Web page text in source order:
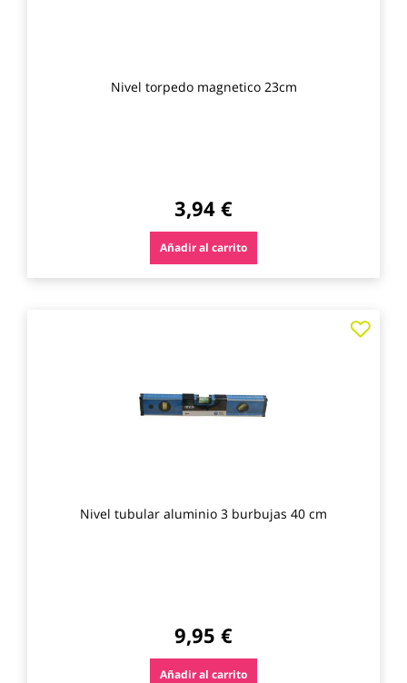
Nivel torpedo magnetico 23cm
3,94 €
Añadir al carrito
Nivel tubular aluminio 3 burbujas 40 cm
9,95 €
Añadir al carrito